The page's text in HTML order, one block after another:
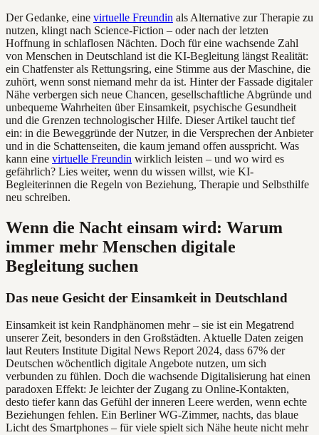
Der Gedanke, eine virtuelle Freundin als Alternative zur Therapie zu
nutzen, klingt nach Science-Fiction – oder nach der letzten
Hoffnung in schlaflosen Nächten. Doch für eine wachsende Zahl
von Menschen in Deutschland ist die KI-Begleitung längst Realität:
ein Chatfenster als Rettungsring, eine Stimme aus der Maschine, die
zuhört, wenn sonst niemand mehr da ist. Hinter der Fassade digitaler
Nähe verbergen sich neue Chancen, gesellschaftliche Abgründe und
unbequeme Wahrheiten über Einsamkeit, psychische Gesundheit
und die Grenzen technologischer Hilfe. Dieser Artikel taucht tief
ein: in die Beweggründe der Nutzer, in die Versprechen der Anbieter
und in die Schattenseiten, die kaum jemand offen ausspricht. Was
kann eine virtuelle Freundin wirklich leisten – und wo wird es
gefährlich? Lies weiter, wenn du wissen willst, wie KI-
Begleiterinnen die Regeln von Beziehung, Therapie und Selbsthilfe
neu schreiben.
Wenn die Nacht einsam wird: Warum
immer mehr Menschen digitale
Begleitung suchen
Das neue Gesicht der Einsamkeit in Deutschland
Einsamkeit ist kein Randphänomen mehr – sie ist ein Megatrend
unserer Zeit, besonders in den Großstädten. Aktuelle Daten zeigen
laut Reuters Institute Digital News Report 2024, dass 67% der
Deutschen wöchentlich digitale Angebote nutzen, um sich
verbunden zu fühlen. Doch die wachsende Digitalisierung hat einen
paradoxen Effekt: Je leichter der Zugang zu Online-Kontakten,
desto tiefer kann das Gefühl der inneren Leere werden, wenn echte
Beziehungen fehlen. Ein Berliner WG-Zimmer, nachts, das blaue
Licht des Smartphones – für viele spielt sich Nähe heute nicht mehr